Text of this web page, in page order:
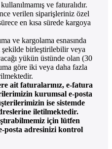
ve faturalıdır.
verilen siparişleriniz özel
en kısa sürede kargoya
ve kargolama esnasında
şekilde birleştirilebilir veya
yükün üstünde olan (30
göre iki veya daha fazla
ait faturalarınız, e-fatura
kurumsal e-posta
ise sistemde
iletilmektedir.
için lütfen
posta adresinizi kontrol